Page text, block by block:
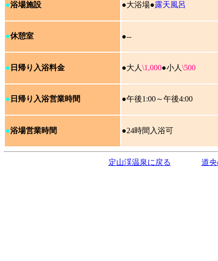
●浴場施設 ●大浴場●露天風呂
●休憩室 ●--
● 日帰り入浴料金 ●大人 \1,000●小人 \500
● 日帰り入浴営業時間 ●午後1:00～午後4:00
●浴場営業時間 ●24時間入浴可
定山渓温泉に戻る 道